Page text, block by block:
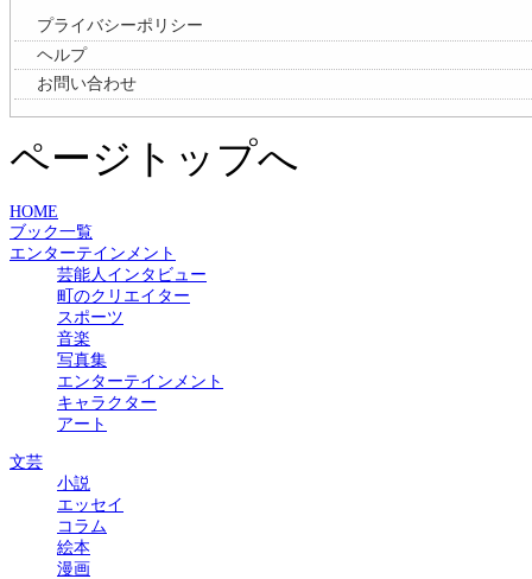
プライバシーポリシー
ヘルプ
お問い合わせ
ページトップへ
HOME
ブック一覧
エンターテインメント
芸能人インタビュー
町のクリエイター
スポーツ
音楽
写真集
エンターテインメント
キャラクター
アート
文芸
小説
エッセイ
コラム
絵本
漫画